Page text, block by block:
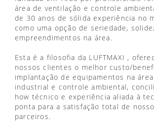
área de ventilação e controle
de 30 anos de sólida experiência no
como uma opção de seriedade,
empreendimentos na área.
Esta é a filosofia da LUFTMAXI ,
nossos clientes o melhor custo/
implantação de equipamentos na
industrial e controle ambiental,
how técnico e experiência aliada à
ponta para a satisfação total de
parceiros.